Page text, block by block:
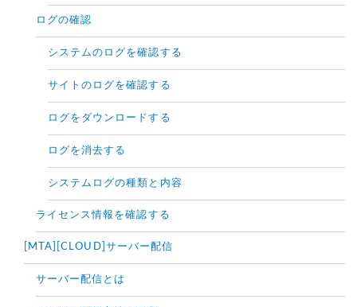
ログの確認
システムのログを確認する
サイトのログを確認する
ログをダウンロードする
ログを消去する
システムログの種類と内容
ライセンス情報を確認する
[MTA][CLOUD]サーバー配信
サーバー配信とは